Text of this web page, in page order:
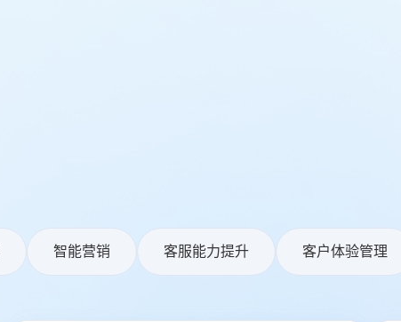
智能营销 客服能力提升 客户体验管理